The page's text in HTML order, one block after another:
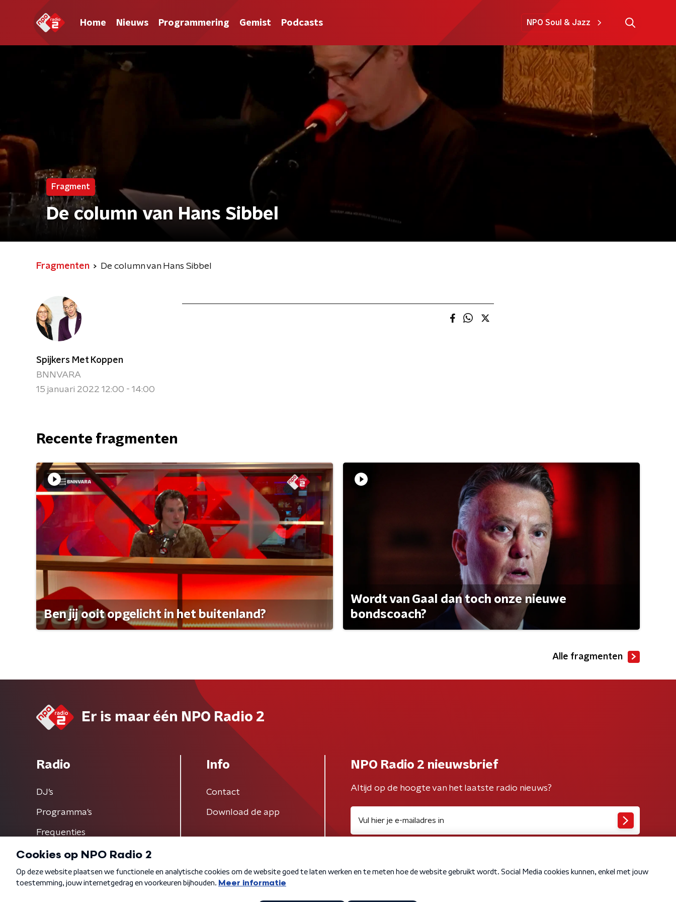
Home Nieuws Programmering Gemist Podcasts NPO Soul & Jazz
Fragment
De column van Hans Sibbel
Fragmenten De column van Hans Sibbel
Spijkers Met Koppen
BNNVARA
15 januari 2022 12:00 - 14:00
Recente fragmenten
Ben jij ooit opgelicht in het buitenland?
Wordt van Gaal dan toch onze nieuwe
bondscoach?
Alle fragmenten
Er is maar één NPO Radio 2
Radio
DJ’s
Programma's
Frequenties
Info
Contact
Download de app
NPO Radio 2 nieuwsbrief
Altijd op de hoogte van het laatste radio nieuws?
Algemene voorwaarden Privacybeleid